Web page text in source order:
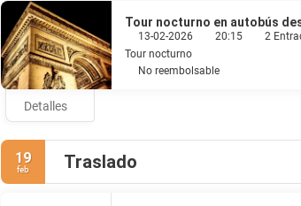
Puedes disfrutar de una deliciosa comida en el
habitaciones con horario limitado. Qué mejor forma
de 06:30 a 10:00 con un coste adicional.
Tendrás un centro de negocios abierto las 24 horas,
en Saint-Denis? En este hotel tienes a tu disposición
aparcamiento sin asistencia (de pago) disponible.
Tour nocturno en autobús
13-02-2026 20:15 2
Tour nocturno
No reembolsable
Detalles
19
feb Traslado